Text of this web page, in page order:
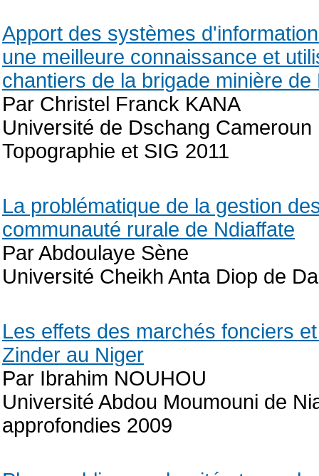
Apport des systèmes
une meilleure connaissance et
chantiers de la brigade minière de
Par Christel Franck KANA
Université de Dschang
Topographie et SIG 2011
La problématique de la gestion
communauté rurale de Ndiaffate
Par Abdoulaye Sène
Université Cheikh Anta Diop de
Les effets des marchés fonciers
Zinder au Niger
Par Ibrahim NOUHOU
Université Abdou Moumouni de
approfondies 2009